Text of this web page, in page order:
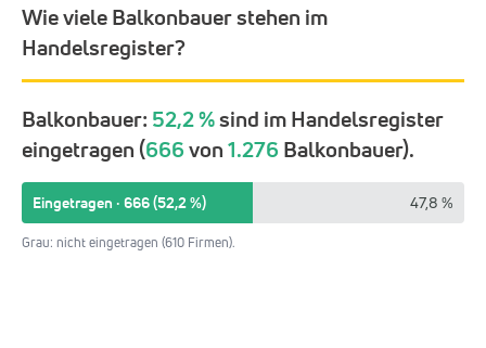
Wie viele Balkonbauer stehen im
Handelsregister?
Balkonbauer: 52,2 %sind im Handelsregister
eingetragen (666von1.276Balkonbauer).
Eingetragen · 666 (52,2 %) 47,8 %
Grau: nicht eingetragen (610 Firmen).